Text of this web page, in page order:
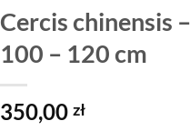
Cercis chinensis
100 – 120 cm
350,00 zł